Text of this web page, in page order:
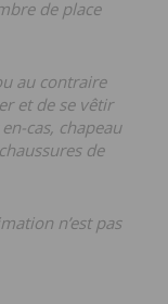
de place
au contraire
et de se vêtir
cas, chapeau
de
n’est pas